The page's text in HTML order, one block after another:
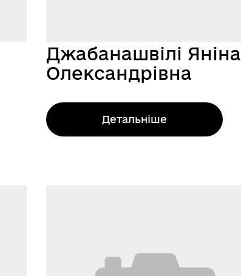
Джабанашвілі Яніна
Олександрівна
Детальніше